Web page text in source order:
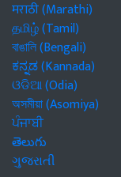
मराठी (Marathi)
தமிழ் (Tamil)
বাঙালি (Bengali)
ಕನ್ನಡ (Kannada)
ଓଡିଆ (Odia)
অসমীয়া (Asomiya)
ਪੰਜਾਬੀ
తెలుగు
ગુજરાતી